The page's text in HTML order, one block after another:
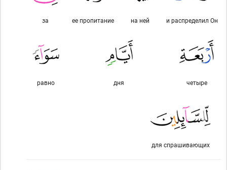
и распределил Он
на ней
ее пропитание
за
четыре
дня
равно
для спрашивающих